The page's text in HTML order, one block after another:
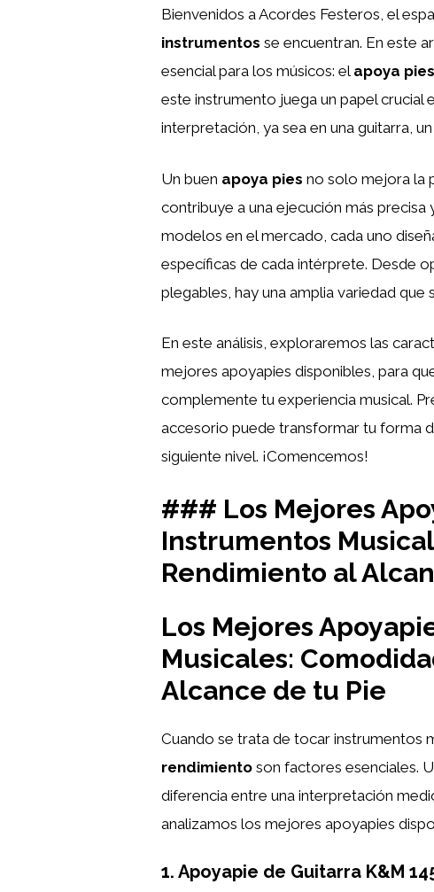
Bienvenidos a Acordes Festeros, el
instrumentos se encuentran. En este
esencial para los músicos: el apoya pies
este instrumento juega un papel crucial
interpretación, ya sea en una guitarra,
Un buen apoya pies no solo mejora la
contribuye a una ejecución más
modelos en el mercado, cada uno
específicas de cada intérprete. Desde
plegables, hay una amplia variedad
En este análisis, exploraremos las
mejores apoyapies disponibles, para
complemente tu experiencia musical.
accesorio puede transformar tu forma
siguiente nivel. ¡Comencemos!
### Los Mejores
Instrumentos
Rendimiento al
Los Mejores
Musicales:
Alcance de tu Pie
Cuando se trata de tocar instrumentos
rendimiento son factores esenciales.
diferencia entre una interpretación
analizamos los mejores apoyapies
1. Apoyapie de Guitarra K&M